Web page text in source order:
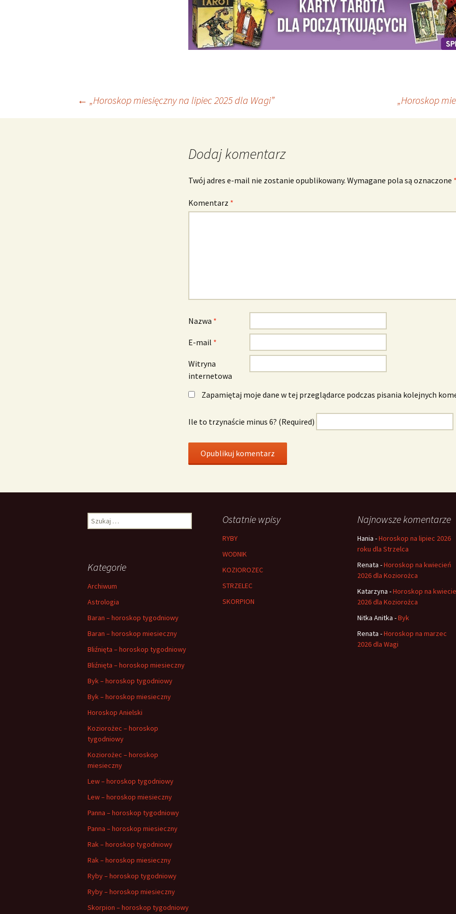
Nawigacja
← „Horoskop miesięczny na lipiec 2025 dla Wagi” „Horoskop
Dodaj komentarz
Twój adres e-mail nie zostanie opublikowany. Wymagane pola są oznaczone *
Komentarz *
Nazwa *
E-mail *
Witryna
internetowa
Zapamiętaj moje dane w tej przeglądarce podczas pisania kolejnych
Ile to trzynaście minus 6? (Required)
Szukaj: Ostatnie wpisy
RYBY
WODNIK
KOZIOROZEC
STRZELEC
SKORPION
Najnowsze komentarze
Hania -Horoskop na lipiec 2026
roku dla Strzelca
Renata -Horoskop na kwiecień
2026 dla Koziorożca
Katarzyna -Horoskop na
2026 dla Koziorożca
Nitka Anitka -Byk
Renata -Horoskop na marzec
2026 dla Wagi
Kategorie
Archiwum
Astrologia
Baran – horoskop tygodniowy
Baran – horoskop miesieczny
Bliźnięta – horoskop tygodniowy
Bliźnięta – horoskop miesieczny
Byk – horoskop tygodniowy
Byk – horoskop miesieczny
Horoskop Anielski
Koziorożec – horoskop
tygodniowy
Koziorożec – horoskop
miesieczny
Lew – horoskop tygodniowy
Lew – horoskop miesieczny
Panna – horoskop tygodniowy
Panna – horoskop miesieczny
Rak – horoskop tygodniowy
Rak – horoskop miesieczny
Ryby – horoskop tygodniowy
Ryby – horoskop miesieczny
Skorpion – horoskop tygodniowy